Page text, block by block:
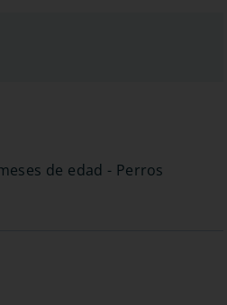
de edad - Perros